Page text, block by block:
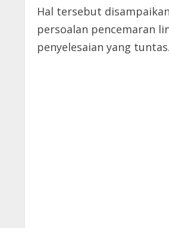
Hal tersebut
persoalan pencemaran
penyelesaian yang tuntas.